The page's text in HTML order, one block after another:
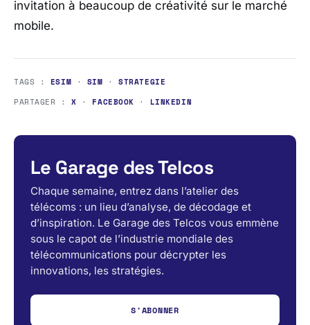
invitation à beaucoup de créativité sur le marché
mobile.
TAGS : ESIM · SIM ·STRATEGIE
PARTAGER :X · FACEBOOK · LINKEDIN
Le Garage des Telcos
Chaque semaine, entrez dans l’atelier des
télécoms : un lieu d’analyse, de décodage et
d’inspiration. Le Garage des Telcos vous emmène
sous le capot de l’industrie mondiale des
télécommunications pour décrypter les
innovations, les stratégies.
S'ABONNER